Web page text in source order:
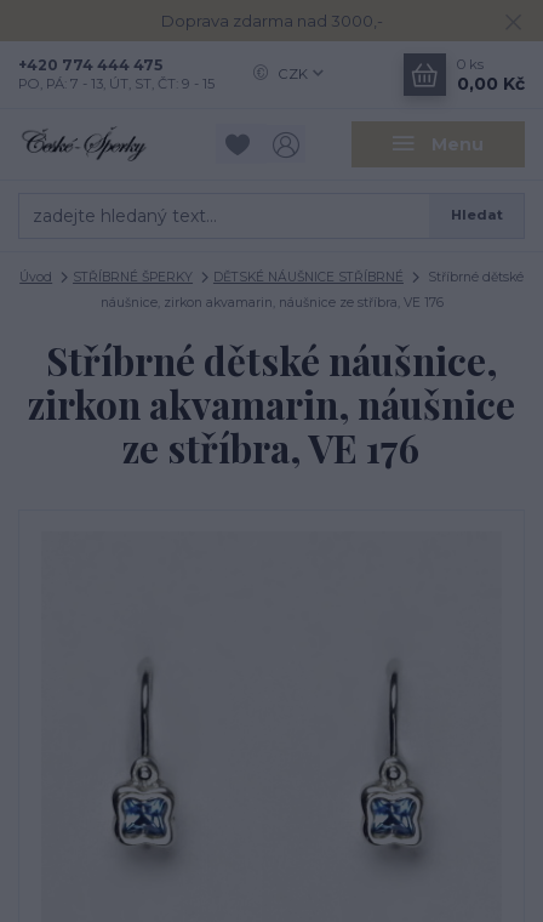
Doprava zdarma nad 3000,-
Menu
CZK
Hledat
+420 774 444 475
PO, PÁ: 7 - 13, ÚT, ST, ČT: 9 - 15
0 ks
0,00 Kč
Úvod STŘÍBRNÉ ŠPERKY DĚTSKÉ NÁUŠNICE STŘÍBRNÉ
Stříbrné dětské
náušnice, zirkon akvamarin, náušnice ze stříbra, VE 176
Stříbrné dětské náušnice,
zirkon akvamarin, náušnice
ze stříbra, VE 176